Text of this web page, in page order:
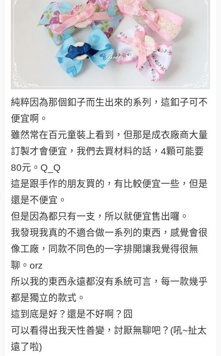
純粹因為那個釦子而生出來的系列，這釦子可不
便宜啊。
雖然常在百元童裝上看到，但那是成衣廠商大量
訂製才會便宜，我們去買材料的話，4顆可能要
80元。Q_Q
這是跟手作的朋友買的，有比較便宜一些，但是
還是不便宜。
但是因為都只有一支，所以就便宜售出囉。
我發現我真的不適合做一系列的東西，感覺會很
像工廠，同款不同色的一字排開讓我覺得很無
聊。orz
所以我的東西永遠都沒有系統可言，每一款幾乎
都是獨立的款式。
這到底是好？還是不好啊？囧
可以看得出我天性善變，討厭無聊吧？(吼~扯太
遠了啦)